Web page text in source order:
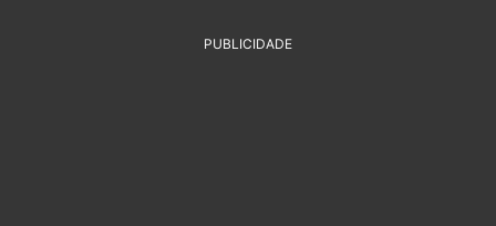
PUBLICIDADE